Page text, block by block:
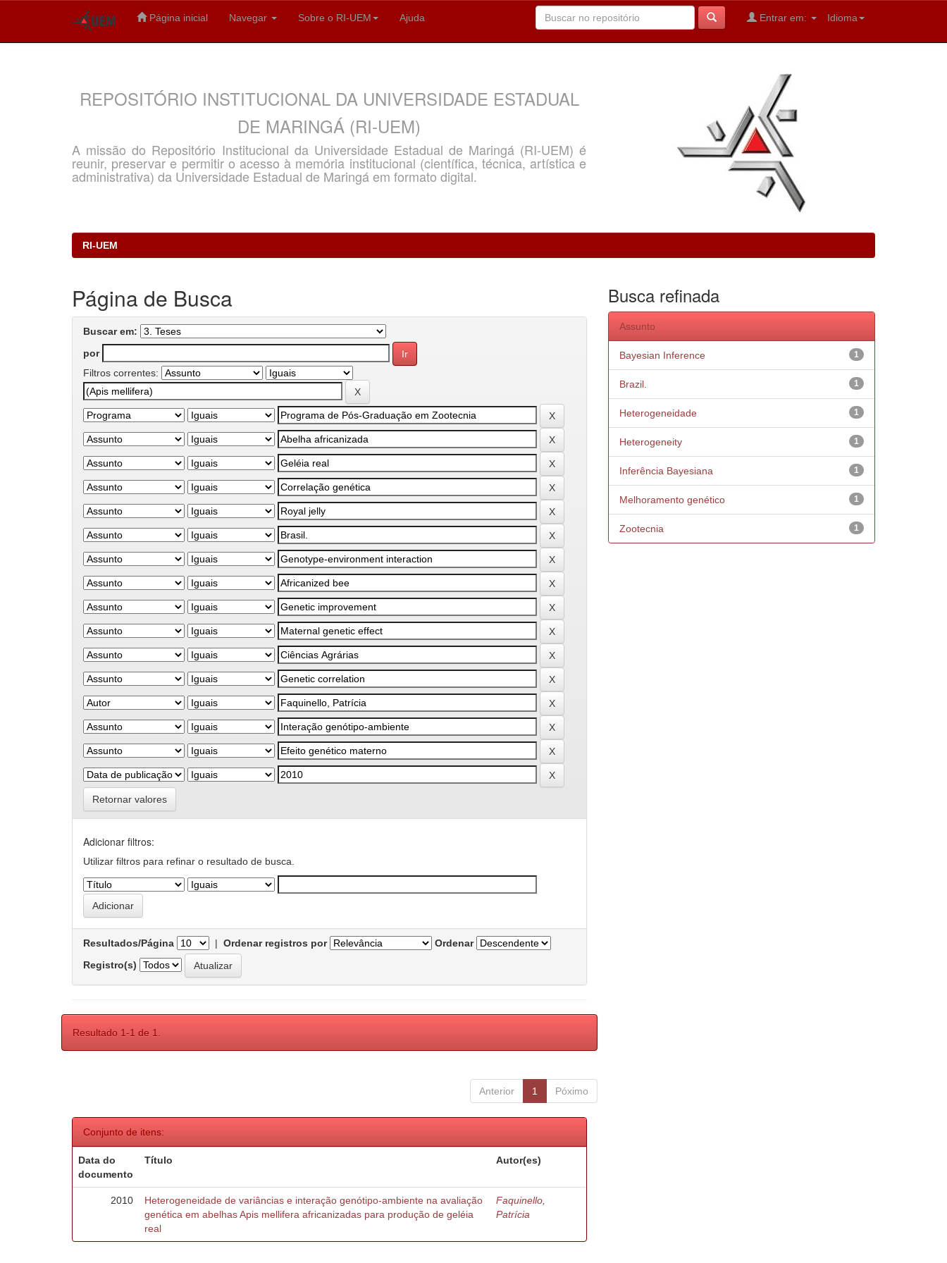
Página inicial Navegar Sobre o RI-UEM Ajuda Idioma
Entrar em:
REPOSITÓRIO INSTITUCIONAL DA UNIVERSIDADE ESTADUAL
DE MARINGÁ (RI-UEM)
A missão do Repositório Institucional da Universidade Estadual de Maringá (RI-UEM) é
reunir, preservar e permitir o acesso à memória institucional (científica, técnica, artística e
administrativa) da Universidade Estadual de Maringá em formato digital.
RI-UEM
Página de Busca
Buscar em:
por
Filtros correntes:
Retornar valores
Adicionar filtros:
Utilizar filtros para refinar o resultado de busca.
Resultados/Página | Ordenar registros por
Ordenar
Registro(s)
Resultado 1-1 de 1.
Anterior 1 Póximo
Conjunto de itens:
Data do
documento
Título Autor(es)
2010
Heterogeneidade de variâncias e interação genótipo-ambiente na avaliação
genética em abelhas Apis mellifera africanizadas para produção de geléia
real
Faquinello,
Patrícia
Busca refinada
Assunto
1
Bayesian Inference
1
Brazil.
1
Heterogeneidade
1
Heterogeneity
1
Inferência Bayesiana
1
Melhoramento genético
1
Zootecnia